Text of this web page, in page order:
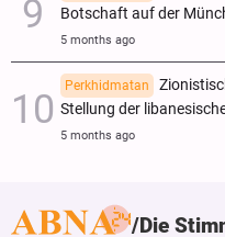
Botschaft auf der
5 months ago
Perkhidmatan
Stellung der
5 months ago
Die